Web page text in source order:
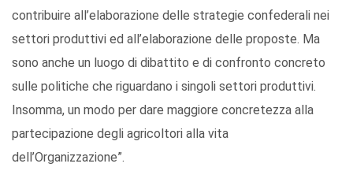
contribuire all’elaborazione delle strategie confederali nei
settori produttivi ed all’elaborazione delle proposte. Ma
sono anche un luogo di dibattito e di confronto concreto
sulle politiche che riguardano i singoli settori produttivi.
Insomma, un modo per dare maggiore concretezza alla
partecipazione degli agricoltori alla vita
dell’Organizzazione”.